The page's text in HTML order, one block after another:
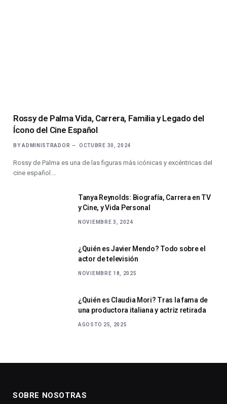
Rossy de Palma Vida, Carrera, Familia y Legado del
Ícono del Cine Español
BY ADMINISTRADOR OCTUBRE 30, 2024
Rossy de Palma es una de las figuras más icónicas y excéntricas del
cine español.…
Tanya Reynolds: Biografía, Carrera en TV
y Cine, y Vida Personal
NOVIEMBRE 3, 2024
¿Quién es Javier Mendo? Todo sobre el
actor de televisión
NOVIEMBRE 18, 2025
¿Quién es Claudia Mori? Tras la fama de
una productora italiana y actriz retirada
AGOSTO 25, 2025
SOBRE NOSOTRAS